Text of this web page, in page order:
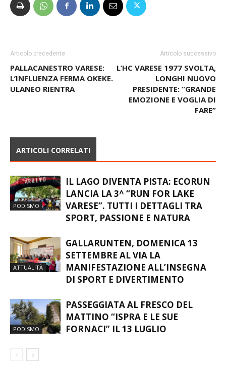
Articolo precedente
PALLACANESTRO VARESE:
L’INFLUENZA FERMA OKEKE.
ULANEO RIENTRA
Articolo successivo
L’HC VARESE 1977 SVOLTA,
LONGHI NUOVO
PRESIDENTE: “GRANDE
EMOZIONE E VOGLIA DI
FARE”
ARTICOLI CORRELATI
PODISMO
IL LAGO DIVENTA PISTA: ECORUN
LANCIA LA 3^ “RUN FOR LAKE
VARESE”. TUTTI I DETTAGLI TRA
SPORT, PASSIONE E NATURA
ATTUALITÀ
GALLARUNTEN, DOMENICA 13
SETTEMBRE AL VIA LA
MANIFESTAZIONE ALL’INSEGNA
DI SPORT E DIVERTIMENTO
PODISMO
PASSEGGIATA AL FRESCO DEL
MATTINO “ISPRA E LE SUE
FORNACI” IL 13 LUGLIO